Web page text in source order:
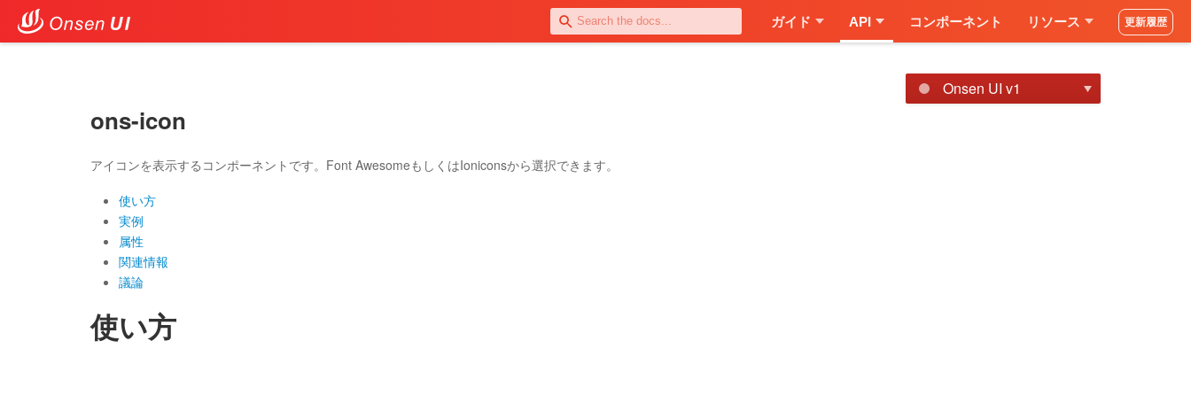
ガイド API コンポーネント リソース 更新履歴
Onsen UI v1
ons-icon
アイコンを表示するコンポーネントです。Font AwesomeもしくはIoniconsから選択できます。
使い方
実例
属性
関連情報
議論
使い方